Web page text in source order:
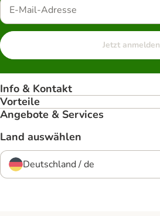
Jetzt anmelden
Info & Kontakt
Vorteile
Angebote & Services
Land auswählen
Deutschland / de